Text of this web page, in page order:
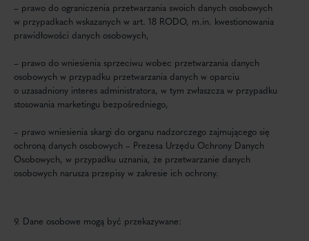
– prawo do ograniczenia przetwarzania swoich danych osobowych
w przypadkach wskazanych w art. 18 RODO, m.in. kwestionowania
prawidłowości danych osobowych,
– prawo do wniesienia sprzeciwu wobec przetwarzania danych
osobowych w przypadku przetwarzania danych w oparciu
o uzasadniony interes administratora, w tym zwłaszcza w przypadku
stosowania marketingu bezpośredniego,
– prawo wniesienia skargi do organu nadzorczego zajmującego się
ochroną danych osobowych – Prezesa Urzędu Ochrony Danych
Osobowych, w przypadku uznania, że przetwarzanie danych
osobowych narusza przepisy w zakresie ich ochrony.
9. Dane osobowe mogą być przekazywane: